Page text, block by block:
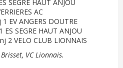
SEGRE HAUT ANJOU
AC
EV ANGERS DOUTRE
SEGRE HAUT ANJOU
2 VELO CLUB LIONNAIS
VC Lionnais.